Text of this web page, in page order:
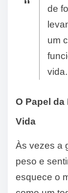
de
um
vida.
O Papel
Vida
Às vezes a
peso e
esquece o